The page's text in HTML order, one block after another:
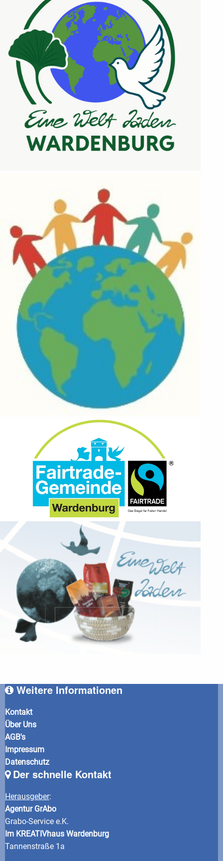
Weitere Informationen
Kontakt
Über Uns
AGB's
Impressum
Datenschutz
Der schnelle Kontakt
Herausgeber:
Agentur GrAbo
Grabo-Service e.K.
Im KREATIVhaus Wardenburg
Tannenstraße 1a